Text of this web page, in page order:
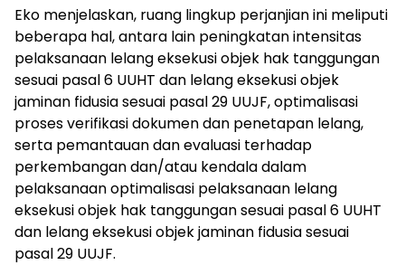
Eko menjelaskan, ruang lingkup perjanjian ini meliputi
beberapa hal, antara lain peningkatan intensitas
pelaksanaan lelang eksekusi objek hak tanggungan
sesuai pasal 6 UUHT dan lelang eksekusi objek
jaminan fidusia sesuai pasal 29 UUJF, optimalisasi
proses verifikasi dokumen dan penetapan lelang,
serta pemantauan dan evaluasi terhadap
perkembangan dan/atau kendala dalam
pelaksanaan optimalisasi pelaksanaan lelang
eksekusi objek hak tanggungan sesuai pasal 6 UUHT
dan lelang eksekusi objek jaminan fidusia sesuai
pasal 29 UUJF.